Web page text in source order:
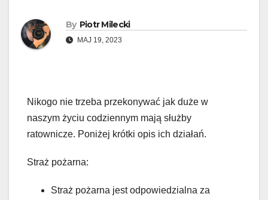
By Piotr Milecki
MAJ 19, 2023
Nikogo nie trzeba przekonywać jak duże w
naszym życiu codziennym mają służby
ratownicze. Poniżej krótki opis ich działań.
Straż pożarna:
Straż pożarna jest odpowiedzialna za